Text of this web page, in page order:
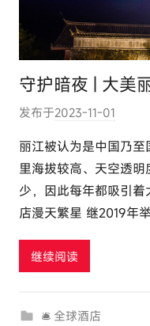
守护暗夜 | 大美
发布于2023-11-01
:
e
l
u
丽江被认为是中国乃
里海拔较高、天空透
少，因此每年都吸引
店漫天繁星 继2019年
继续阅读
🛎 全球酒店